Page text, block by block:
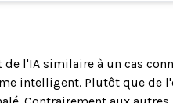
de l'IA similaire à un cas
intelligent. Plutôt que de